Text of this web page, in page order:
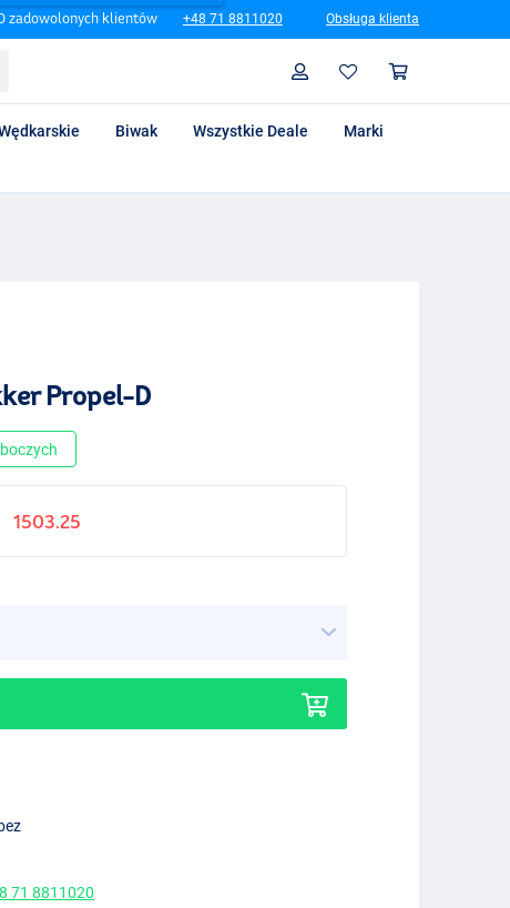
zadowolonych klientów +48 71 8811020 Obsługa klienta
Profil
Biwak Wszystkie Deale
Marki
Propel-D
1503.25
71 8811020